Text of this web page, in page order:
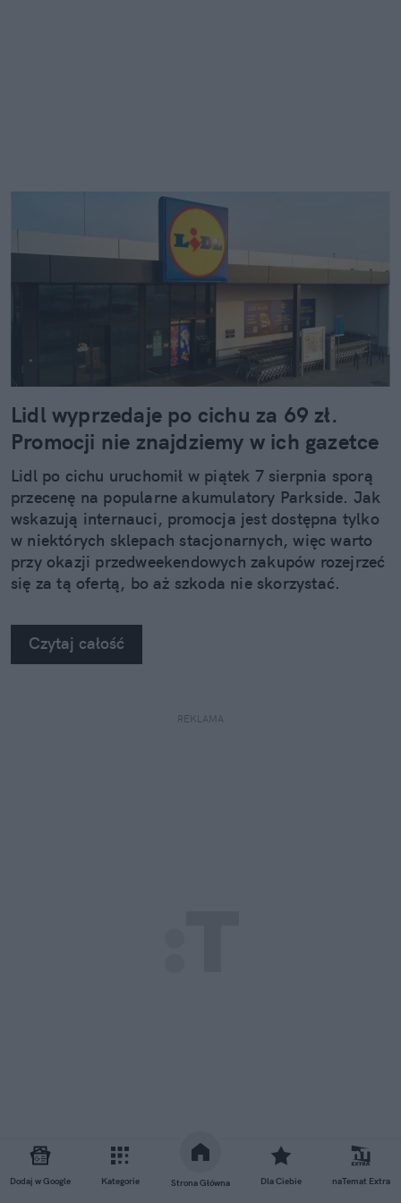
Dodaj w Google Kategorie Strona Główna Dla Ciebie naTemat Extra
Lidl wyprzedaje po cichu za 69 zł.
Promocji nie znajdziemy w ich gazetce
Lidl po cichu uruchomił w piątek 7 sierpnia sporą
przecenę na popularne akumulatory Parkside. Jak
wskazują internauci, promocja jest dostępna tylko
w niektórych sklepach stacjonarnych, więc warto
przy okazji przedweekendowych zakupów rozejrzeć
się za tą ofertą, bo aż szkoda nie skorzystać.
Czytaj całość
REKLAMA